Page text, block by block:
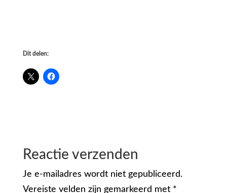
Dit delen:
Reactie verzenden
Je e-mailadres wordt niet gepubliceerd.
Vereiste velden zijn gemarkeerd met *